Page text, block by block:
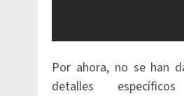
Por ahora, no se han
detalles